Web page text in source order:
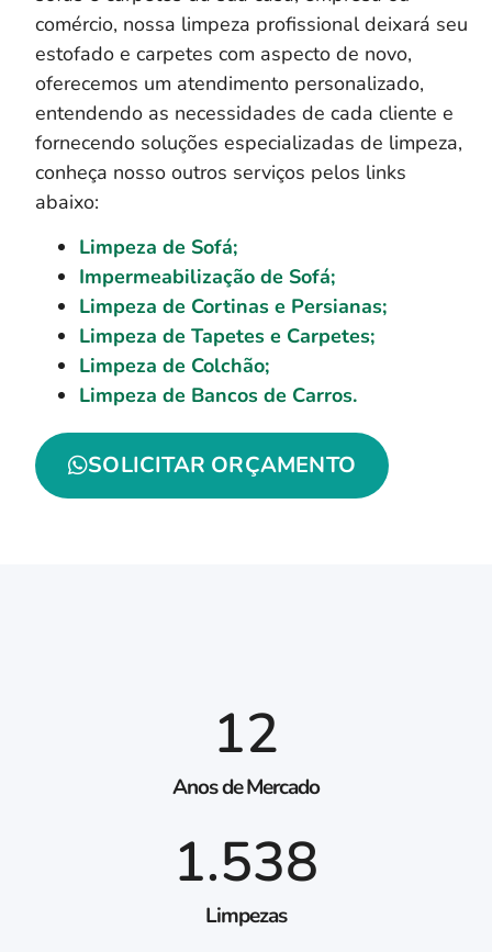
comércio, nossa limpeza profissional deixará seu
estofado e carpetes com aspecto de novo,
oferecemos um atendimento personalizado,
entendendo as necessidades de cada cliente e
fornecendo soluções especializadas de limpeza,
conheça nosso outros serviços pelos links
abaixo:
Limpeza de Sofá;
Impermeabilização de Sofá;
Limpeza de Cortinas e Persianas;
Limpeza de Tapetes e Carpetes;
Limpeza de Colchão;
Limpeza de Bancos de Carros.
SOLICITAR ORÇAMENTO
Anos de Mercado
12
Limpezas
1.538